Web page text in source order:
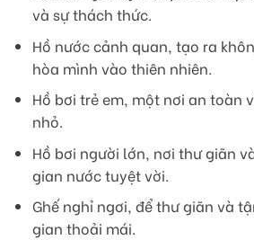
và sự thách thức.
Hồ nước cảnh quan, tạo ra
hòa mình vào thiên nhiên.
Hồ bơi trẻ em, một nơi an toàn
nhỏ.
Hồ bơi người lớn, nơi thư giãn
gian nước tuyệt vời.
Ghế nghỉ ngơi, để thư giãn và
gian thoải mái.